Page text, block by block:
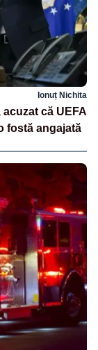
Ionuț Nichita
că UEFA
fostă angajată